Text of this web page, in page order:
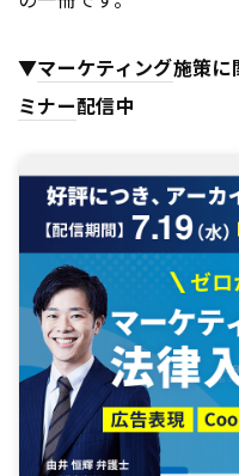
▼マーケティング施策に
ミナー配信中